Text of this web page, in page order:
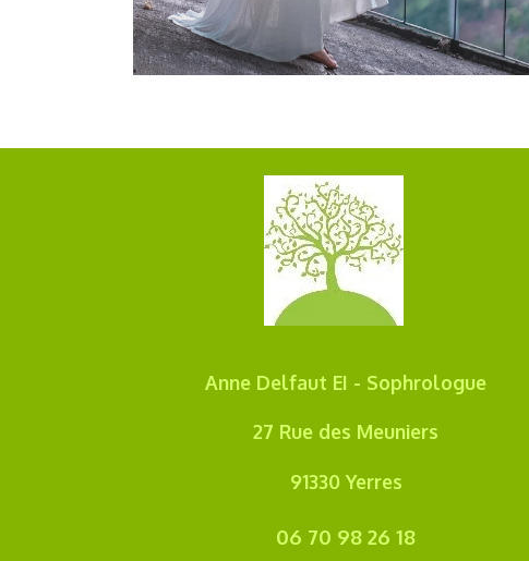
Anne Delfaut EI - Sophrologue
27 Rue des Meuniers
91330 Yerres
06 70 98 26 18